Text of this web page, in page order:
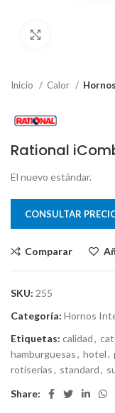
Inicio Calor
Rational
El nuevo estándar.
CONSULTAR
Comparar
SKU: 255
Categoría: Hornos
Etiquetas: calidad,
hamburguesas, hotel,
rotiserias, standard,
Share: